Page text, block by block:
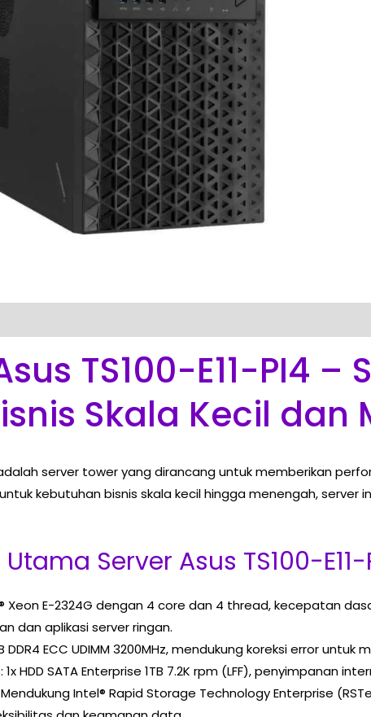
TS100-E11-PI4
Skala Kecil dan
server tower yang dirancang untuk memberikan
kebutuhan bisnis skala kecil hingga menengah,
Server Asus TS100-E11-
Xeon E-2324G dengan 4 core dan 4 thread, kecepatan
dan aplikasi server ringan.
DDR4 ECC UDIMM 3200MHz, mendukung koreksi error
: 1x HDD SATA Enterprise 1TB 7.2K rpm (LFF), penyimpanan
Intel® Rapid Storage Technology Enterprise